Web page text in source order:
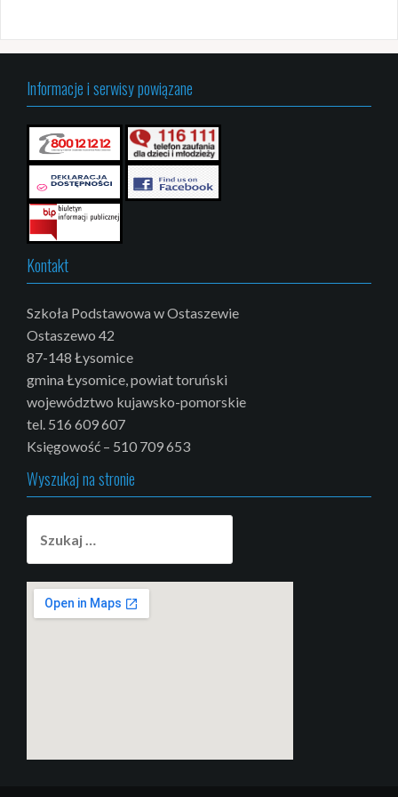
Informacje i serwisy powiązane
Kontakt
Szkoła Podstawowa w Ostaszewie
Ostaszewo 42
87-148 Łysomice
gmina Łysomice, powiat toruński
województwo kujawsko-pomorskie
tel. 516 609 607
Księgowość – 510 709 653
Wyszukaj na stronie